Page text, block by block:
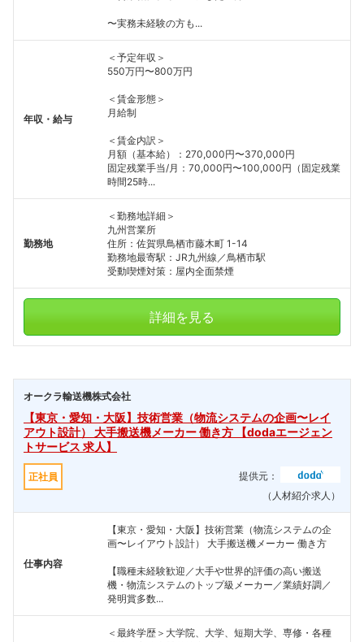
〜実務未経験の方も...
年収・給与
＜予定年収＞
550万円〜800万円
＜賃金形態＞
月給制
＜賃金内訳＞
月額（基本給）：270,000円〜370,000円
固定残業手当/月：70,000円〜100,000円（固定残業
時間25時...
勤務地
＜勤務地詳細＞
九州営業所
住所：佐賀県鳥栖市藤木町 1-14
勤務地最寄駅：JR九州線／鳥栖市駅
受動喫煙対策：屋内全面禁煙
詳細を見る
オークラ輸送機株式会社
【東京・愛知・大阪】技術営業（物流システムの企画〜レイ
アウト設計） 大手搬送機メーカー 働き方 【dodaエージェン
トサービス 求人】
正社員
提供元：
（人材紹介求人）
仕事内容
【東京・愛知・大阪】技術営業（物流システムの企
画〜レイアウト設計） 大手搬送機メーカー 働き方
【職種未経験歓迎／大手や世界的評価の高い搬送
機・物流システムのトップ級メーカー／業績好調／
発明賞多数...
＜最終学歴＞大学院、大学、短期大学、専修・各種